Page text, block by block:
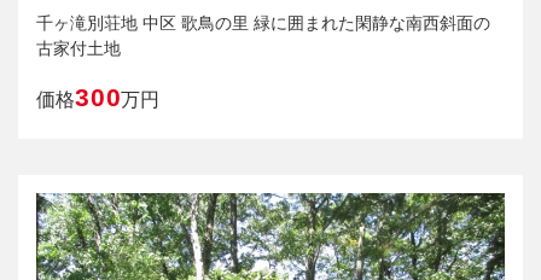
千ヶ滝別荘地 中区 歌鳥の里 緑に囲まれた閑静な南西斜面の
古家付土地
価格300万円